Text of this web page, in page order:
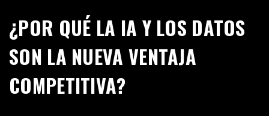
¿POR QUÉ LA IA Y LOS DATOS
SON LA NUEVA VENTAJA
COMPETITIVA?